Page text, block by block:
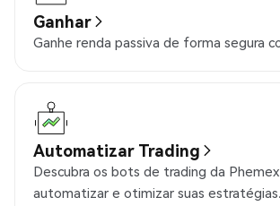
Ganhar
Ganhe renda passiva de forma segura
Automatizar Trading
Descubra os bots de trading da
automatizar e otimizar suas estratégias.